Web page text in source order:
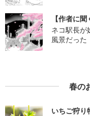
【作者に
ネコ駅長
風景だった
春の
いちご狩り